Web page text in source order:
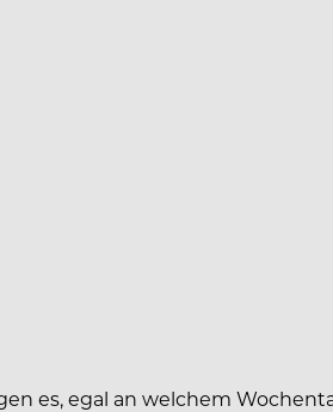
es, egal an welchem